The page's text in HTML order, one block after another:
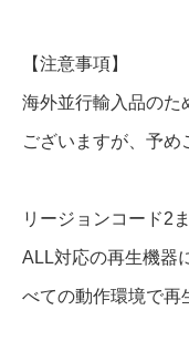
l
u
y
個
【注意事項】
海外並行輸入品のた
ございますが、予め
リージョンコード2
ALL対応の再生機器
べての動作環境で再